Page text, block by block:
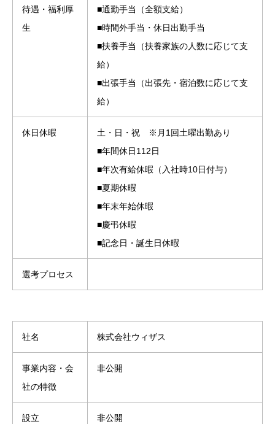
待遇・福利厚
生
■通勤手当（全額支給）
■時間外手当・休日出勤手当
■扶養手当（扶養家族の人数に応じて支
給）
■出張手当（出張先・宿泊数に応じて支
給）
休日休暇
土・日・祝 ※月1回土曜出勤あり
■年間休日112日
■年次有給休暇（入社時10日付与）
■夏期休暇
■年末年始休暇
■慶弔休暇
■記念日・誕生日休暇
選考プロセス
社名 株式会社ウィザス
事業内容・会
社の特徴
非公開
設立 非公開